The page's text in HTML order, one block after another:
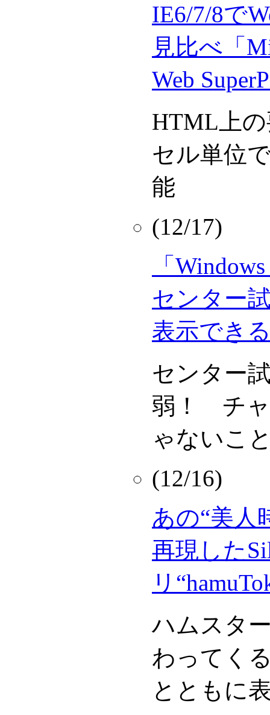
IE6/7/8で
見比べ「
Web
HTML上
セル単位
能
(12/17)
「
センター
表示でき
センター
弱！ チャ
ゃないこ
(12/16)
あの“美人
再現した
リ
ハムスタ
わってく
とともに